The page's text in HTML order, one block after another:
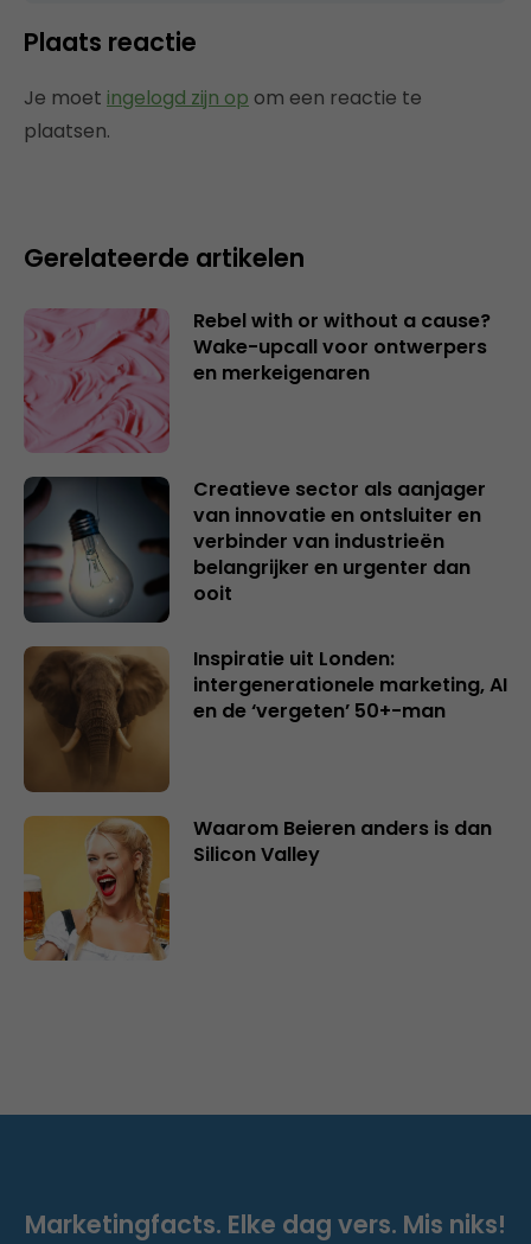
Plaats reactie
Je moet ingelogd zijn op om een reactie te
plaatsen.
Gerelateerde artikelen
Rebel with or without a cause?
Wake-upcall voor ontwerpers
en merkeigenaren
Creatieve sector als aanjager
van innovatie en ontsluiter en
verbinder van industrieën
belangrijker en urgenter dan
ooit
Inspiratie uit Londen:
intergenerationele marketing, AI
en de ‘vergeten’ 50+-man
Waarom Beieren anders is dan
Silicon Valley
Marketingfacts. Elke dag vers. Mis niks!